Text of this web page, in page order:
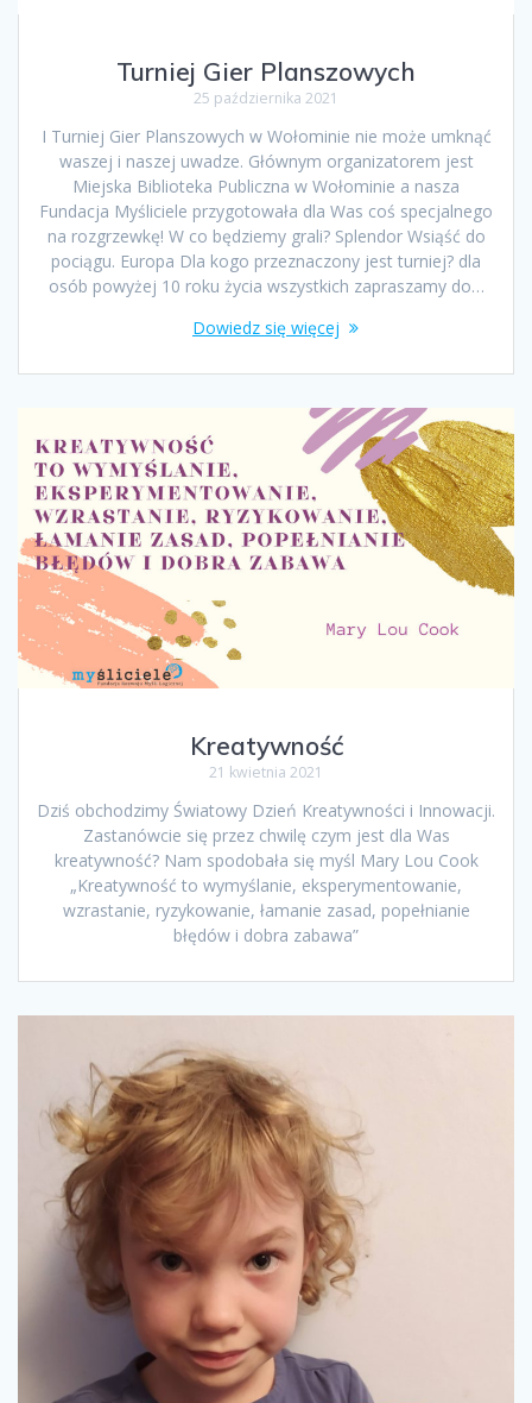
Turniej Gier Planszowych
25 października 2021
I Turniej Gier Planszowych w Wołominie nie może umknąć
waszej i naszej uwadze. Głównym organizatorem jest
Miejska Biblioteka Publiczna w Wołominie a nasza
Fundacja Myśliciele przygotowała dla Was coś specjalnego
na rozgrzewkę! W co będziemy grali? Splendor Wsiąść do
pociągu. Europa Dla kogo przeznaczony jest turniej? dla
osób powyżej 10 roku życia wszystkich zapraszamy do…
Dowiedz się więcej
Kreatywność
21 kwietnia 2021
Dziś obchodzimy Światowy Dzień Kreatywności i Innowacji.
Zastanówcie się przez chwilę czym jest dla Was
kreatywność? Nam spodobała się myśl Mary Lou Cook
„Kreatywność to wymyślanie, eksperymentowanie,
wzrastanie, ryzykowanie, łamanie zasad, popełnianie
błędów i dobra zabawa”